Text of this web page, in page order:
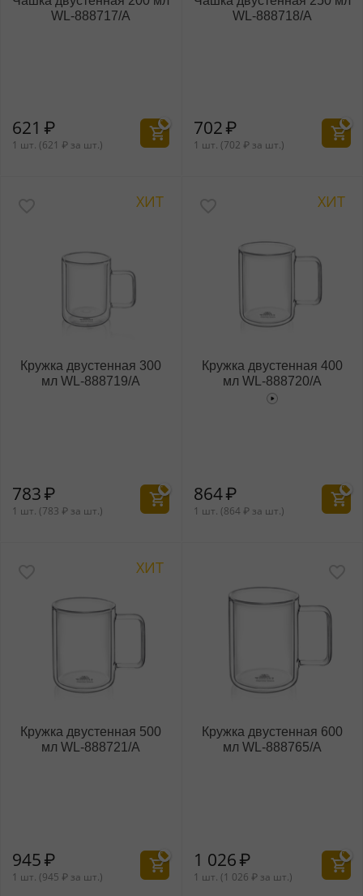
WL‑888717/A
621 ₽
1 шт. (621 ₽ за шт.)
WL‑888718/A
702₽
1 шт. (702 ₽ за шт.)
ХИТ
Кружка двустенная 300
мл WL‑888719/A
783₽
1 шт. (783 ₽ за шт.)
ХИТ
Кружка двустенная 400
мл WL‑888720/A
864₽
1 шт. (864 ₽ за шт.)
ХИТ
Кружка двустенная 500
мл WL‑888721/A
945₽
1 шт. (945 ₽ за шт.)
Кружка двустенная 600
мл WL‑888765/A
1 026₽
1 шт. (1 026 ₽ за шт.)